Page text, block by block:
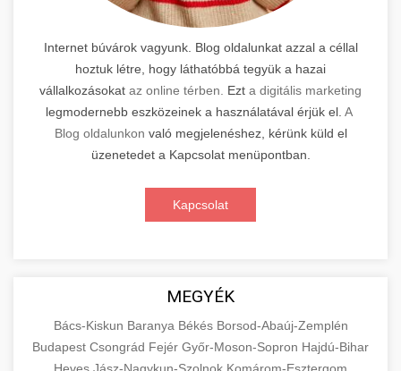
Internet búvárok vagyunk. Blog oldalunkat azzal a céllal
hoztuk létre, hogy láthatóbbá tegyük a hazai
vállalkozásokat az online térben. Ezt a digitális marketing
legmodernebb eszközeinek a használatával érjük el. A
Blog oldalunkon való megjelenéshez, kérünk küld el
üzenetedet a Kapcsolat menüpontban.
Kapcsolat
MEGYÉK
Bács-Kiskun Baranya Békés Borsod-Abaúj-Zemplén
Budapest Csongrád Fejér Győr-Moson-Sopron Hajdú-Bihar